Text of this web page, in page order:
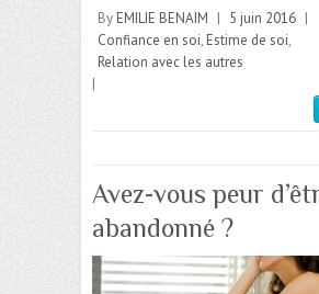
By EMILIE BENAIM | 5 juin 2016 |
Confiance en soi, Estime de soi,
Relation avec les autres
|
Avez-vous peur
abandonné ?